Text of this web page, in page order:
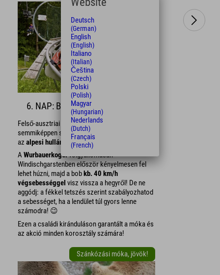
6. NAP: Bobpályán, kész, rajt!
Felső-ausztriai nyári vakációja alatt
semmiképpen sem szabad kihagynia egy utazást
az alpesi hullámvasúton!
AWurbauerkogelvölgyállomásán
Windischgarstenben először kényelmesen fel
lehet húzni, majd a bobkb. 40 km/h
végsebességgel visz vissza a hegyről! De ne
aggódj: a fékkel tetszés szerint szabályozhatod
a sebességet, ha a lendület túl gyors lenne
számodra! 😉
Ezen a családi kiránduláson garantált a móka és
az akció minden korosztály számára!
Szánkózási móka, jövök!
Deutsch
(German)
English
(English)
Italiano
(Italian)
Čeština
(Czech)
Polski
(Polish)
Magyar
(Hungarian)
Nederlands
(Dutch)
Français
(French)